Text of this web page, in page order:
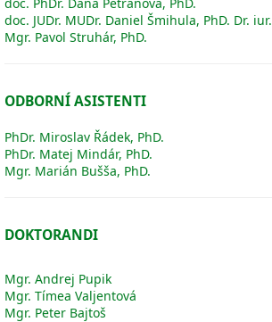
doc. JUDr. MUDr. Daniel Šmihula, PhD. Dr. iur.
Mgr. Pavol Struhár, PhD.
ODBORNÍ ASISTENTI
PhDr. Miroslav Řádek, PhD.
PhDr. Matej Mindár, PhD.
Mgr. Marián Bušša, PhD.
DOKTORANDI
Mgr. Andrej Pupik
Mgr. Tímea Valjentová
Mgr. Peter Bajtoš